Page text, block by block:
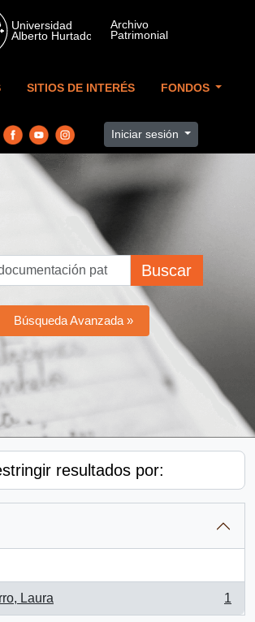
SITIOS DE INTERÉS FONDOS
Iniciar sesión
Buscar
Búsqueda Avanzada »
resultados por:
Laura 1